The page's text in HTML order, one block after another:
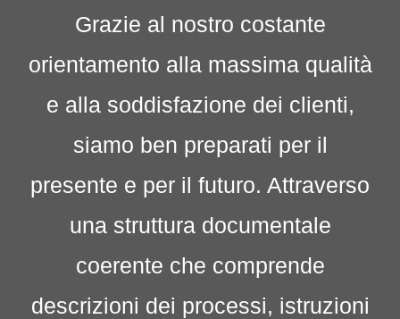
Grazie al nostro costante
orientamento alla massima qualità
e alla soddisfazione dei clienti,
siamo ben preparati per il
presente e per il futuro. Attraverso
una struttura documentale
coerente che comprende
descrizioni dei processi, istruzioni